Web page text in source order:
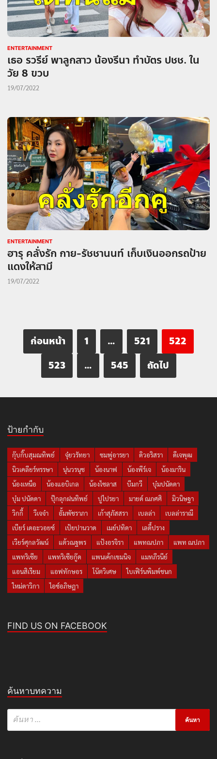
ENTERTAINMENT
เธอ รวรีย์ พาลูกสาว น้องรีนา ทำบัตร ปชช. ใน
วัย 8 ขวบ
19/07/2022
ENTERTAINMENT
ฮารุ คลั่งรัก กาย-รัชชานนท์ เก็บเงินออกรถป้าย
แดงให้สามี
19/07/2022
ก่อนหน้า 1 … 521
522
523
… 545 ถัดไป
ป้ายกำกับ
กุ๊บกิ๊บสุมณทิพย์ จุ๋ยวรัทยา ชมพู่อารยา ดิวอริสรา
ดีเจพุฒ
นิวเคลียร์หรรษา
นุ่นวรนุช น้องนาฟ น้องพีร์เจ
น้องมาริน
น้องเหนือ
น้องแอบิเกล น้องไซลาส บีมกวี
บุ๋มปนัดดา
บุ๋ม ปนัดดา
ปุ๊กลุกฝนทิพย์ ปูไปรยา มายด์ ณภศศิ
มิวนิษฐา
วิกกี้
วีเจจ๋า อั้มพัชราภา เก้าสุภัสสรา เบลล่า
เบลล่าราณี
เบียร์ เดอะวอยซ์
เป้ยปานวาด เมย์ปทิดา
เลดี้ปราง
เวียร์ศุกลวัฒน์
แต้วณฐพร แป้งอรจิรา แพทณปภา
แพท ณปภา
แพทริเซีย
แพทริเซียกู๊ด แพนเค้กเขมนิจ
แมทภีรนีย์
แอนสิเรียม
แอฟทักษอร โน๊ตวิเศษ
ใบเฟิร์นพิมพ์ชนก
ใหม่ดาวิกา
ไอซ์อภิษฎา
FIND US ON FACEBOOK
ค้นหาบทความ